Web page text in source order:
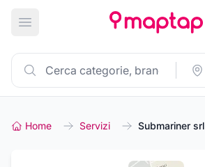
Apri menu principale
Home Servizi Submariner srl